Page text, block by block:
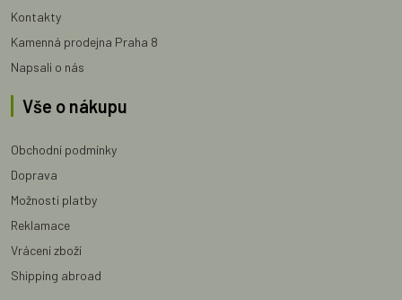
Kontakty
Kamenná prodejna Praha 8
Napsali o nás
Vše o nákupu
Obchodní podmínky
Doprava
Možnosti platby
Reklamace
Vrácení zboží
Shipping abroad